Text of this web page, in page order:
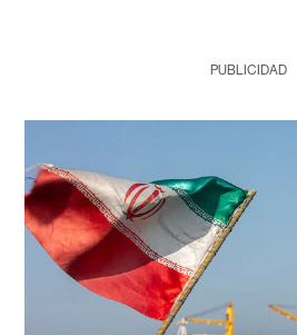
PUBLICIDAD